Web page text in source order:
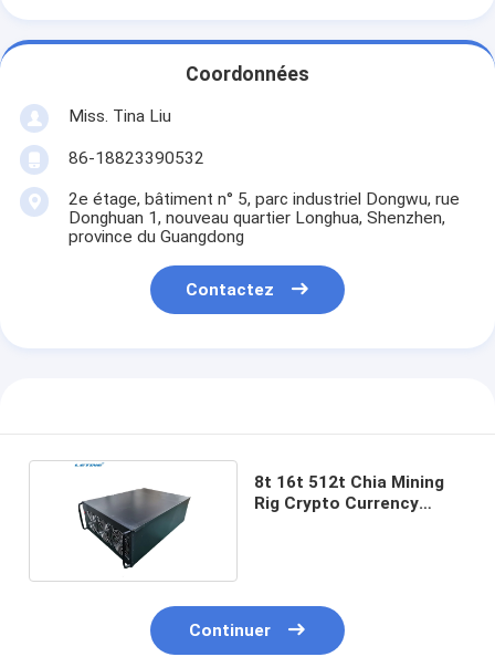
Coordonnées
Miss. Tina Liu
86-18823390532
2e étage, bâtiment n° 5, parc industriel Dongwu, rue
Donghuan 1, nouveau quartier Longhua, Shenzhen,
province du Guangdong
Contactez
8t 16t 512t Chia Mining
Rig Crypto Currency
Continuer